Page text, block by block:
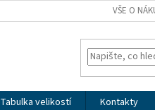
VŠE O
Tabulka velikostí
Kontakty